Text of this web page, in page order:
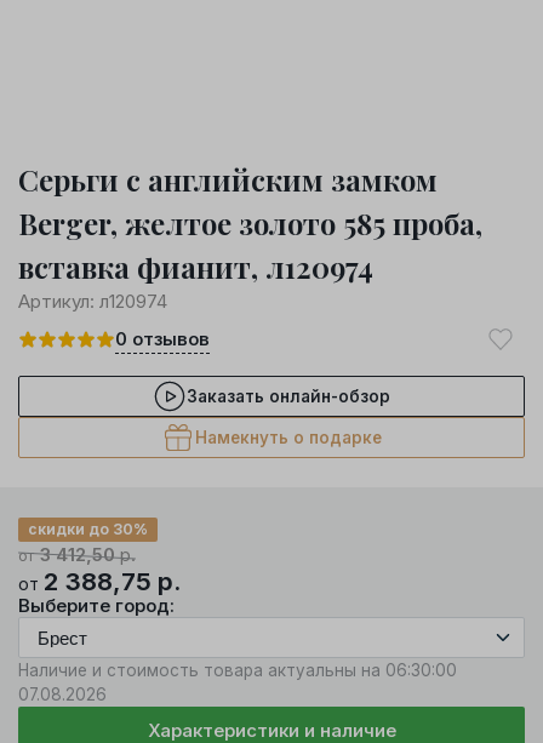
Серьги с английским замком
Berger, желтое золото 585 проба,
вставка фианит, л120974
Артикул: л120974
0 отзывов
Заказать онлайн-обзор
Намекнуть о подарке
от3 412,50р.
скидки до 30%
от 2 388,75 р.
Выберите город:
Наличие и стоимость товара актуальны на 06:30:00
07.08.2026
Характеристики и наличие